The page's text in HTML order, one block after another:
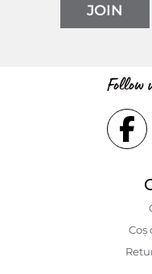
JOIN
Follow
Coș